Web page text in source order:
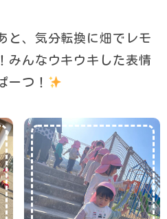
と、気分転換に畑でレモ
みんなウキウキした表情
ーつ！